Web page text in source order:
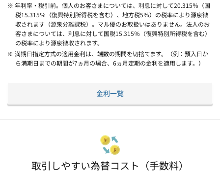
※ 年利率・税引前。個人のお客さまについては、利息に対して20.315％（国
税15.315％（復興特別所得税を含む）、地方税5％）の税率により源泉徴
収されます（源泉分離課税）。マル優のお取扱いはありません。法人のお
客さまについては、利息に対して国税15.315％（復興特別所得税を含む）
の税率により源泉徴収されます。
※ 満期日指定方式の適用金利は、端数の期間を切捨てます。（例：預入日か
ら満期日までの期間が7ヵ月の場合、6ヵ月定期の金利を適用します。）
金利一覧
取引しやすい為替コスト（手数料）